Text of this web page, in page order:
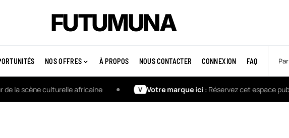
FUTUMUNA
NOS OFFRES À PROPOS NOUS CONTACTER CONNEXION FAQ
scène culturelle africaine Votre marque ici: Réservez cet espace